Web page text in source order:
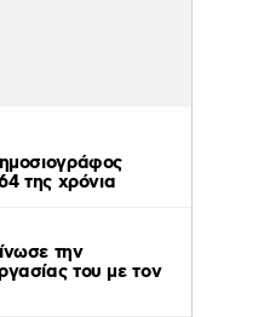
της χρόνια
την
του με τον